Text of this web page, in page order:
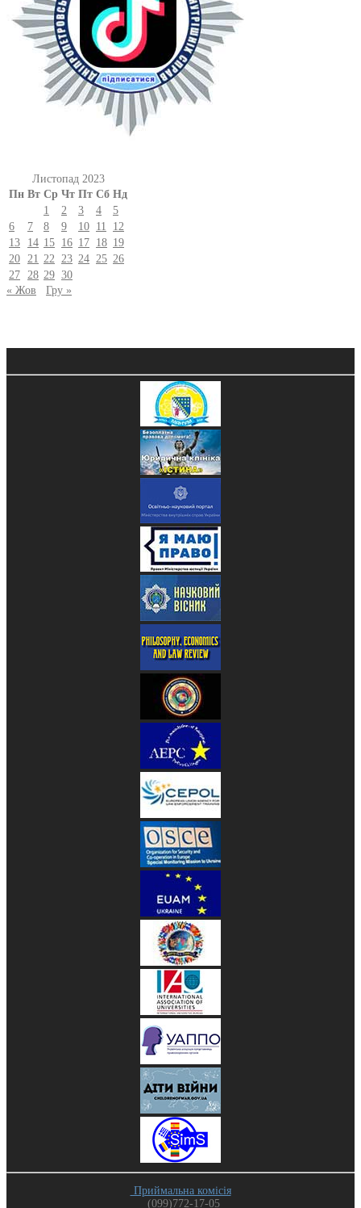
Листопад 2023
Пн Вт Ср Чт Пт Сб Нд
1
2 3 4
5
6
7 8 9 10 11
12
13
14 15 16 17 18 19
20 21 22 23 24 25 26
27 28 29 30
« Жов
Гру »
Приймальна комісія
(099)772-17-05